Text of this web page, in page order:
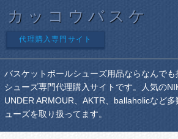
カッコウバスケ
代理購入専門サイト
バスケットボールシューズ用品ならなんで
シューズ専門代理購入サイトです。人気の
UNDER ARMOUR、AKTR、ballaholicなど
ューズを取り扱ってます。